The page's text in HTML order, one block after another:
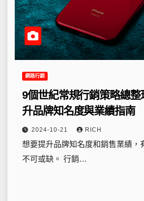
網路行銷
9個世紀常規行銷策略總整
升品牌知名度與業績指南
2024-10-21 RICH
想要提升品牌知名度和銷售業績，
不可或缺。 行銷…